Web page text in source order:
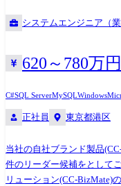
システムエンジニア（業
620～780万円
C#SQL ServerMySQLWindows
正社員 東京都港区
当社の自社ブランド製品
件のリーダー候補をとしてご活躍いただ
リューション(CC-BizMate)